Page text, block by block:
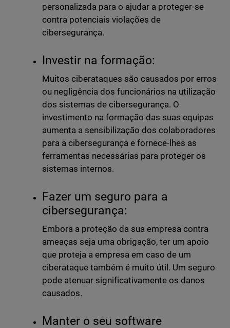
personalizada para o ajudar a proteger-se
contra potenciais violações de
cibersegurança.
Investir na formação:
Muitos ciberataques são causados por erros
ou negligência dos funcionários na utilização
dos sistemas de cibersegurança. O
investimento na formação das suas equipas
aumenta a sensibilização dos colaboradores
para a cibersegurança e fornece-lhes as
ferramentas necessárias para proteger os
sistemas internos.
Fazer um seguro para a
cibersegurança:
Embora a proteção da sua empresa contra
ameaças seja uma obrigação, ter um apoio
que proteja a empresa em caso de um
ciberataque também é muito útil. Um seguro
pode atenuar significativamente os danos
causados.
Manter o seu software